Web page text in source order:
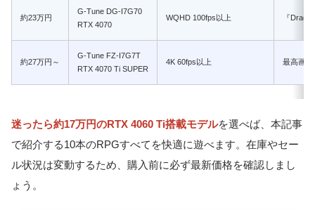
約23万円
G-Tune DG-I7G70
RTX 4070
WQHD 100fps以上 『
約27万円～
G-Tune FZ-I7G7T
RTX 4070 Ti SUPER
4K 60fps以上 最高画
迷ったら約17万円のRTX 4060 Ti搭載モデルを選べば、本記事
で紹介する10本のRPGすべてを快適に遊べます。在庫やセー
ル状況は変動するため、購入前に必ず最新価格を確認しまし
ょう。